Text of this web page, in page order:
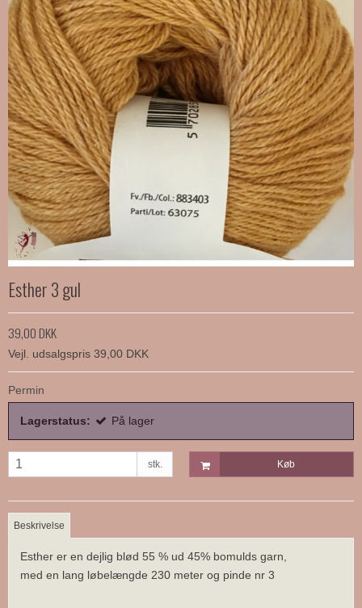
Esther 3 gul
39,00 DKK
Vejl. udsalgspris 39,00 DKK
Permin
Lagerstatus: På lager
stk. Køb
Beskrivelse
Esther er en dejlig blød 55 % ud 45% bomulds garn,
med en lang løbelængde 230 meter og pinde nr 3